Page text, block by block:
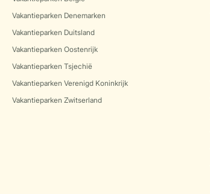
Vakantieparken Denemarken
Vakantieparken Duitsland
Vakantieparken Oostenrijk
Vakantieparken Tsjechië
Vakantieparken Verenigd Koninkrijk
Vakantieparken Zwitserland